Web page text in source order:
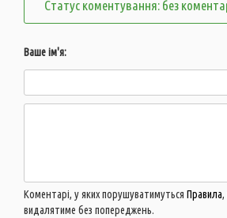
Статус коментування: без
Ваше ім'я:
Коментарі, у яких порушуватимуться Правила,
видалятиме без попереджень.